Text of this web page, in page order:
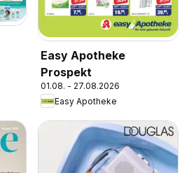
Easy Apotheke
Prospekt
01.08. - 27.08.2026
Easy Apotheke